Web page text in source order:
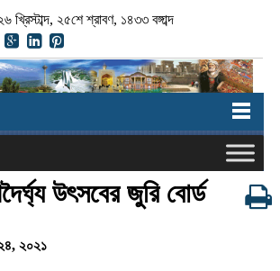
২৫শে শ্রাবণ, ১৪৩৩ বঙ্গাব্দ
উৎসবের জুরি বোর্ড
২৪, ২০২১